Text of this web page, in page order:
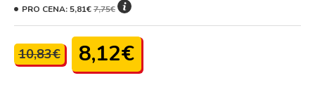
10,83€ 8,12€
PRO CENA:5,81€7,75€